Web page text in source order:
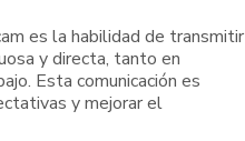
es la habilidad de transmitir
y directa, tanto en
Esta comunicación es
y mejorar el